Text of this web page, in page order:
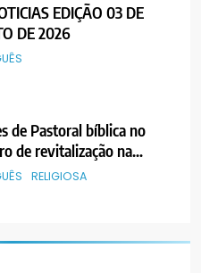
de Pastoral bíblica no
de revitalização na
de Chimoio
eclesial sem
centro é uma simples
humana” – defende o
RELIGIOSA
DE INHAMÍZUA:
DIZ QUE